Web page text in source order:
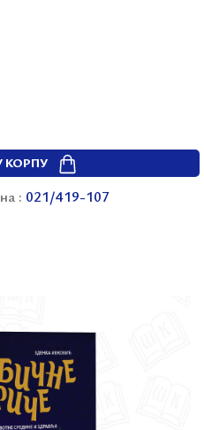
КОРПУ
: 021/419-107